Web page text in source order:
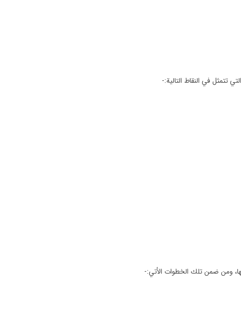
تتمثل في النقاط التالية:-
ومن ضمن تلك الخطوات الأتي:-